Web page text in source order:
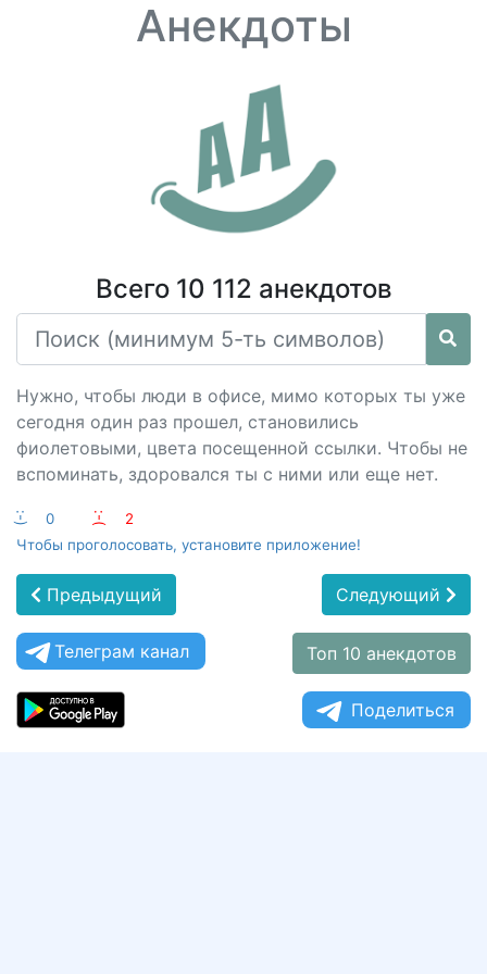
Анекдоты
Всего 10 112 анекдотов
Нужно, чтобы люди в офисе, мимо которых ты уже
сегодня один раз прошел, становились
фиолетовыми, цвета посещенной ссылки. Чтобы не
вспоминать, здоровался ты с ними или еще нет.
:-) 0 :-(
2
Чтобы проголосовать, установите приложение!
Предыдущий Следующий
Телеграм канал Топ 10 анекдотов
Поделиться